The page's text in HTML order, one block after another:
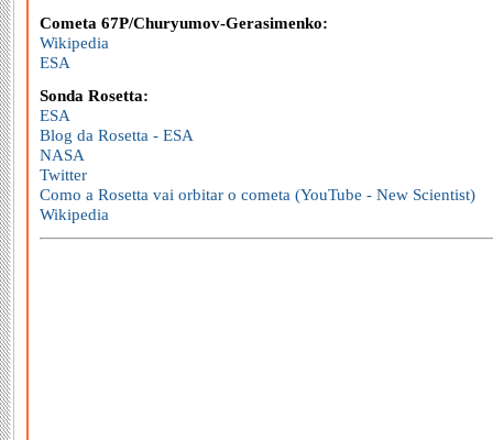
Cometa 67P/Churyumov-Gerasimenko:
Wikipedia
ESA
Sonda Rosetta:
ESA
Blog da Rosetta - ESA
NASA
Twitter
Como a Rosetta vai orbitar o cometa (YouTube - New Scientist)
Wikipedia